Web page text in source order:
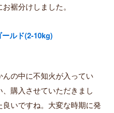
裾分けしました。
ルド(2-10kg)
の中に不知火が入ってい
購入させていただきまし
いですね。大変な時期に発